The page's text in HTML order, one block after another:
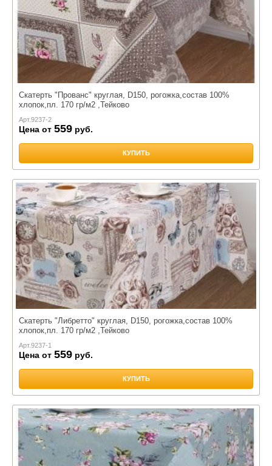
Скатерть "Прованс" круглая, D150, рогожка,состав 100%
хлопок,пл. 170 гр/м2 ,Тейково
Арт.9237-2
Цена от 559 руб.
КУПИТЬ
Скатерть "Либретто" круглая, D150, рогожка,состав 100%
хлопок,пл. 170 гр/м2 ,Тейково
Арт.9237-1
Цена от 559 руб.
КУПИТЬ